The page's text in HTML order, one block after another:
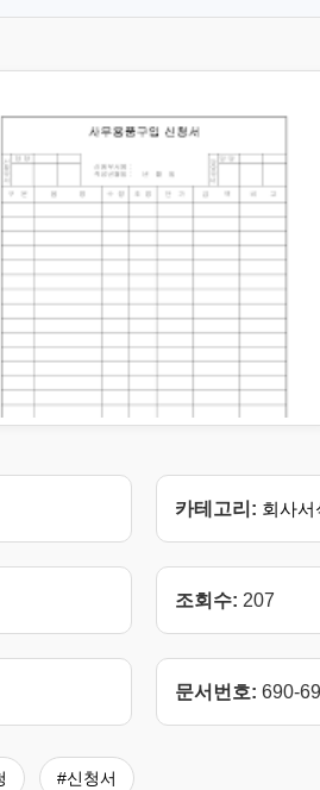
카테고리: 회사서
조회수: 207
문서번호: 690-
#신청서